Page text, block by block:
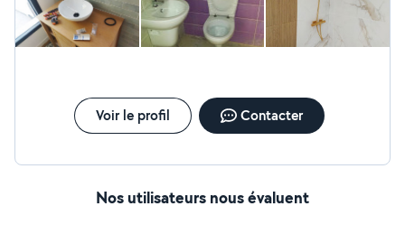
Voir le profil Contacter
Nos utilisateurs nous évaluent